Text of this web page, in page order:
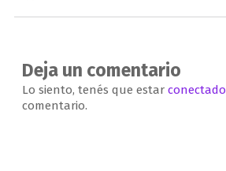
Deja un comentario
Lo siento, tenés que estar conectado
comentario.